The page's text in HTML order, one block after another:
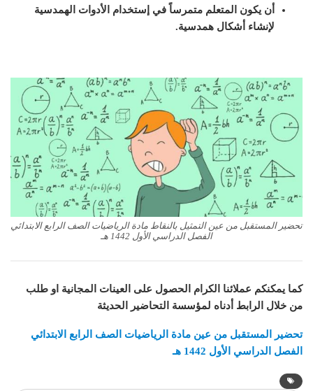
أن يكون المتعلم متمرساً في إستخدام الأدوات الهمدسية
لإنشاء أشكال همدسية.
تحضير المستقبل من عين التمثيل بالنقاط مادة الرياضيات الصف الرابع الابتدائي
الفصل الدراسي الأول 1442 هـ
كما يمكنكم عملائنا الكرام الحصول على العينات المجانية او طلب
من خلال الرابط أدناه لمؤسسة التحاضير الحديثة
تحضير المستقبل من عين مادة الرياضيات
الصف الرابع الابتدائي
الفصل الدراسي الأول 1442 هـ